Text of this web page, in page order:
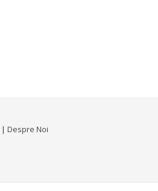
| Despre Noi